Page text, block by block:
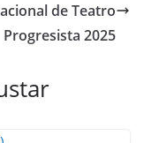
de Teatro
Progresista 2025